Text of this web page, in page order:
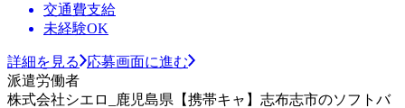
交通費支給
未経験OK
詳細を見る
応募画面に進む
派遣労働者
株式会社シエロ_鹿児島県【携帯キャ】志布志市のソフトバ